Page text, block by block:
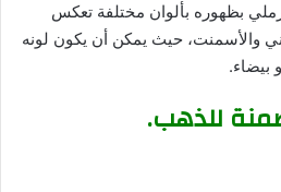
بظهوره بألوان مختلفة تعكس
والأسمنت، حيث يمكن أن يكون لونه
بيضاء.
للذهب.